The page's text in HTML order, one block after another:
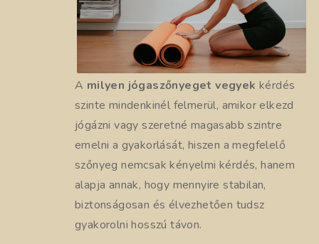
A milyen jógaszőnyeget vegyek kérdés
szinte mindenkinél felmerül, amikor elkezd
jógázni vagy szeretné magasabb szintre
emelni a gyakorlását, hiszen a megfelelő
szőnyeg nemcsak kényelmi kérdés, hanem
alapja annak, hogy mennyire stabilan,
biztonságosan és élvezhetően tudsz
gyakorolni hosszú távon.